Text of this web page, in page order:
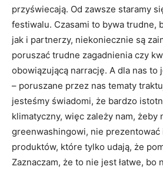
przyświecają. Od zawsze staramy
festiwalu. Czasami to bywa trudne,
jak i partnerzy, niekoniecznie są
poruszać trudne zagadnienia czy
obowiązującą narrację. A dla nas to
– poruszane przez nas tematy
jesteśmy świadomi, że bardzo
klimatyczny, więc zależy nam, żeby
greenwashingowi, nie prezentować
produktów, które tylko udają, że
Zaznaczam, że to nie jest łatwe, bo